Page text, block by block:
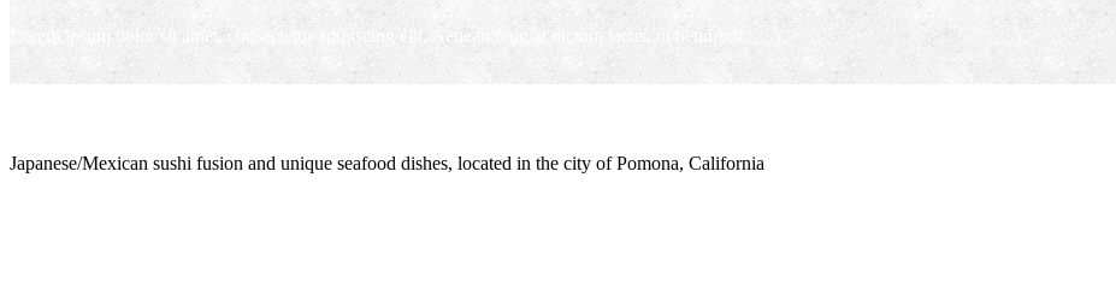
Lorem ipsum dolor sit amet, consectetur adipiscing elit. Aenean feugiat dictum lacus, ut hendrerit.
Japanese/Mexican sushi fusion and unique seafood dishes, located in the city of Pomona, California